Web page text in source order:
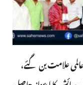
علامت بن گئے،